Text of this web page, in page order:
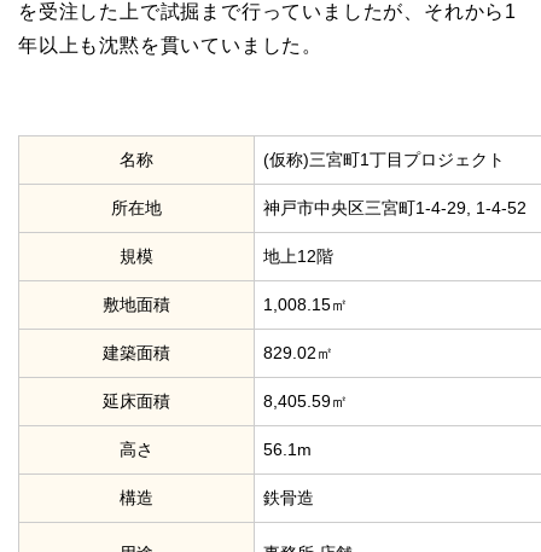
を受注した上で試掘まで行っていましたが、それから1
年以上も沈黙を貫いていました。
名称 (仮称)三宮町1丁目プロジェクト
所在地 神戸市中央区三宮町1-4-29, 1-4-52
規模 地上12階
敷地面積 1,008.15㎡
建築面積 829.02㎡
延床面積 8,405.59㎡
高さ 56.1m
構造 鉄骨造